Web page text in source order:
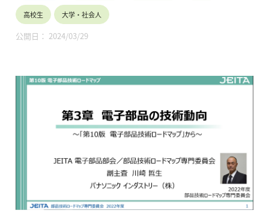
高校生 大学・社会人
公開日： 2024/03/29